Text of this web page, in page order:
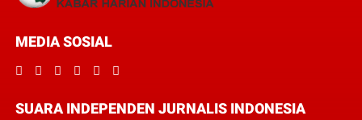
MEDIA SOSIAL
SUARA INDEPENDEN JURNALIS INDONESIA